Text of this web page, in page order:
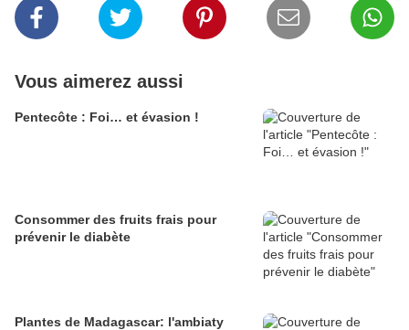
Vous aimerez aussi
Pentecôte : Foi… et évasion !
Consommer des fruits frais pour
prévenir le diabète
Plantes de Madagascar: l'ambiaty